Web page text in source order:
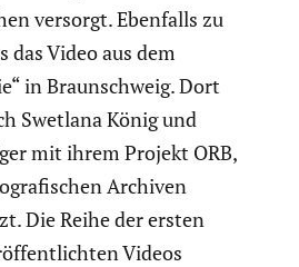
versorgt. Ebenfalls zu
das Video aus dem
in Braun­schweig. Dort
Swetlana König und
mit ihrem Projekt ORB,
Archiven
Die Reihe der ersten
Videos